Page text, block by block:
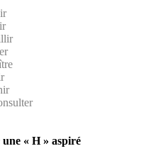
une « H » aspiré